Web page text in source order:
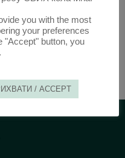
you with the most
your preferences
"Accept" button, you
/ ACCEPT